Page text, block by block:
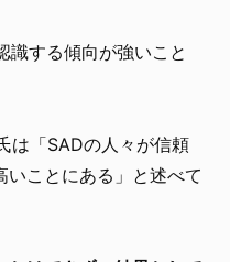
識する傾向が強いこと
は「SADの人々が信頼
ことにある」と述べて